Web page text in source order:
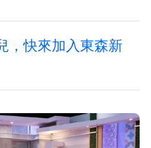
，快來加入東森新